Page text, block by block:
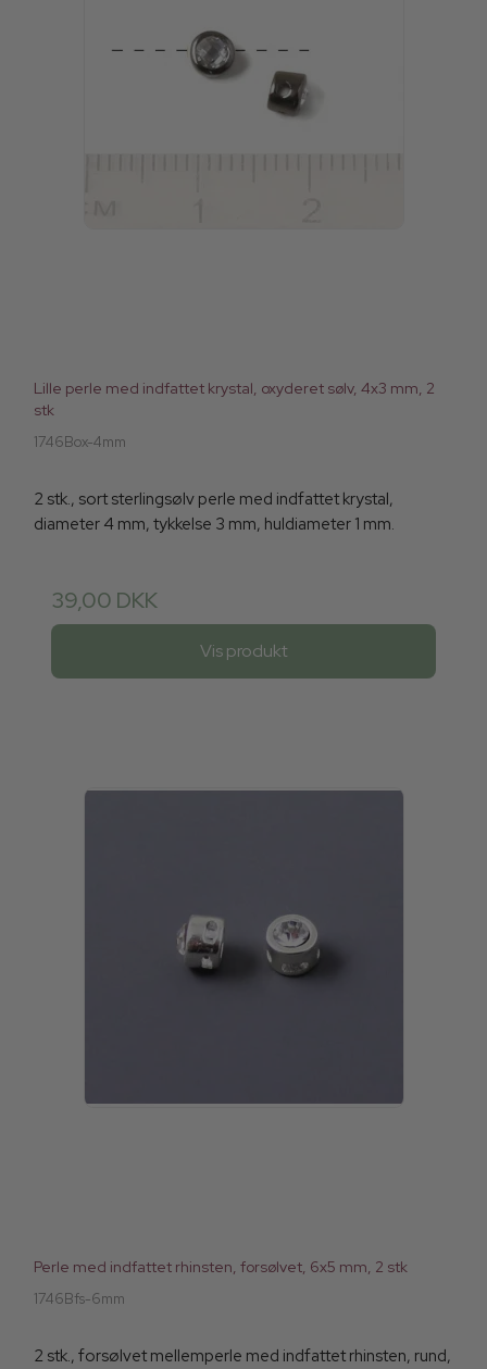
Lille perle med indfattet krystal, oxyderet sølv, 4x3 mm, 2
stk
1746Box-4mm
2 stk., sort sterlingsølv perle med indfattet krystal,
diameter 4 mm, tykkelse 3 mm, huldiameter 1 mm.
39,00 DKK
Vis produkt
Perle med indfattet rhinsten, forsølvet, 6x5 mm, 2 stk
1746Bfs-6mm
2 stk., forsølvet mellemperle med indfattet rhinsten, rund,